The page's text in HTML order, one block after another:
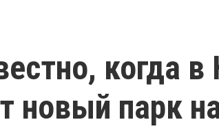
когда в
новый парк